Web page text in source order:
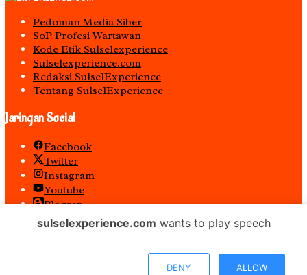
Pedoman Media Siber
S0P Profesi Wartawan
Kode Etik Sulselexperience
Sulselexperience.com
Redaksi SulselExperience
Tentang SulselExperience
Jaringan Social
Facebook
Twitter
Instagram
Youtube
Blogger
Spotify
𝐏𝐓 𝕰𝖝𝖕𝖊𝖗𝖎𝖊𝖓𝖈𝖊 𝕸𝖊𝖉𝖎𝖆 𝖀𝖙𝖆𝖒𝖆 𝕋𝕖𝕣𝕕𝕒𝕗𝕥𝕒𝕣 𝖊-𝕮𝖆𝖙𝖆𝖑𝖔𝖌 𝐁𝐞𝐥𝐚𝐧𝐣𝐚
sulselexperience.com wants to play speech
DENY ALLOW